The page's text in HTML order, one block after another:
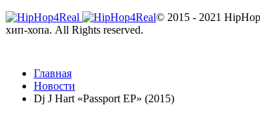
Главная
Новости
Dj J Hart «Passport EP» (2015)
© 2015 - 2021
хип-хопа. All Rights reserved.